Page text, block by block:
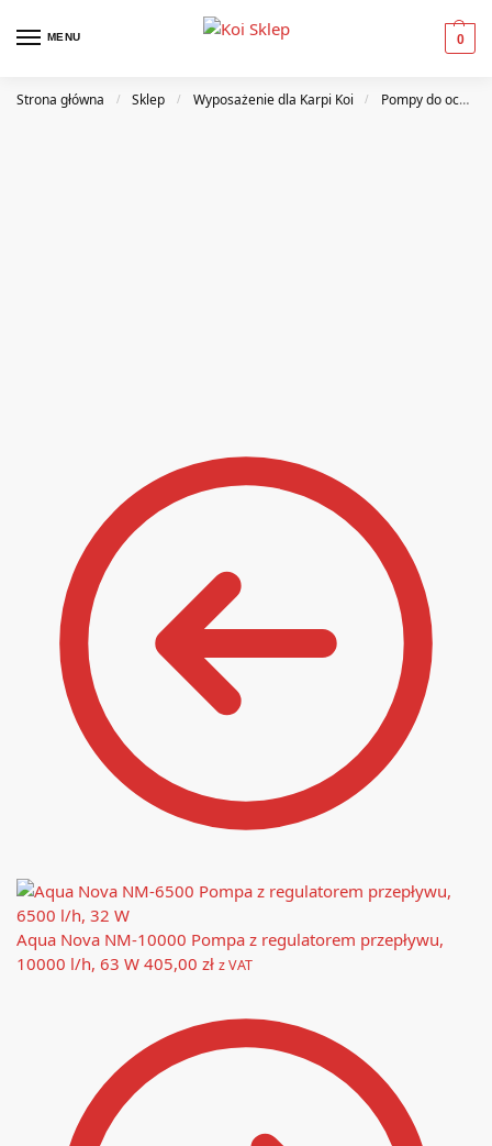
MENU 0
Strona główna / Sklep / Wyposażenie dla Karpi Koi / Pompy do oczek wodnych
Aqua Nova NM-10000 Pompa z regulatorem przepływu,
10000 l/h, 63 W 405,00 zł z VAT